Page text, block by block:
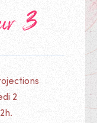
3
2